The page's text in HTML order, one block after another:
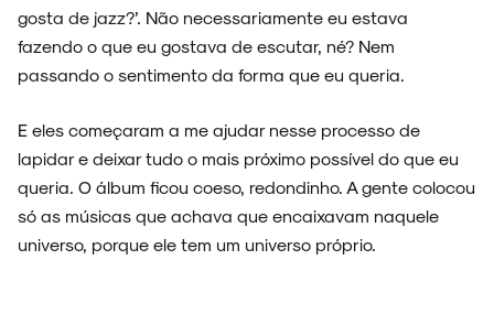
gosta de jazz?’. Não necessariamente eu estava
fazendo o que eu gostava de escutar, né? Nem
passando o sentimento da forma que eu queria.
E eles começaram a me ajudar nesse processo de
lapidar e deixar tudo o mais próximo possível do que eu
queria. O álbum ficou coeso, redondinho. A gente colocou
só as músicas que achava que encaixavam naquele
universo, porque ele tem um universo próprio.